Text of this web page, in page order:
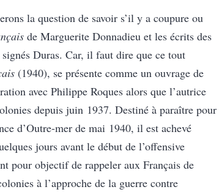
la question de savoir s’il y a coupure ou
de Marguerite Donnadieu et les écrits des
Duras. Car, il faut dire que ce tout
(1940), se présente comme un ouvrage de
avec Philippe Roques alors que l’autrice
depuis juin 1937. Destiné à paraître pour
d’Outre-mer de mai 1940, il est achevé
jours avant le début de l’offensive
pour objectif de rappeler aux Français de
à l’approche de la guerre contre